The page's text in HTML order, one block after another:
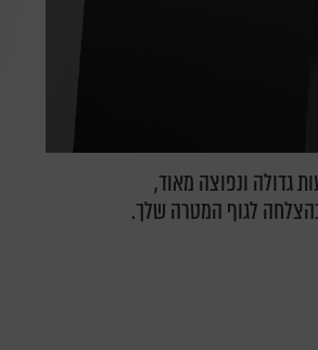
גדולה ונפוצה מאוד,
לגוף המטרה שלך.